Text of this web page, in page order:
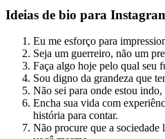
Ideias de bio para
Eu me esforço para
Seja um guerreiro, não um
Faça algo hoje pelo qual seu
Sou digno da grandeza que
Não sei para onde estou indo,
Encha sua vida com
história para contar.
Não procure que a sociedade